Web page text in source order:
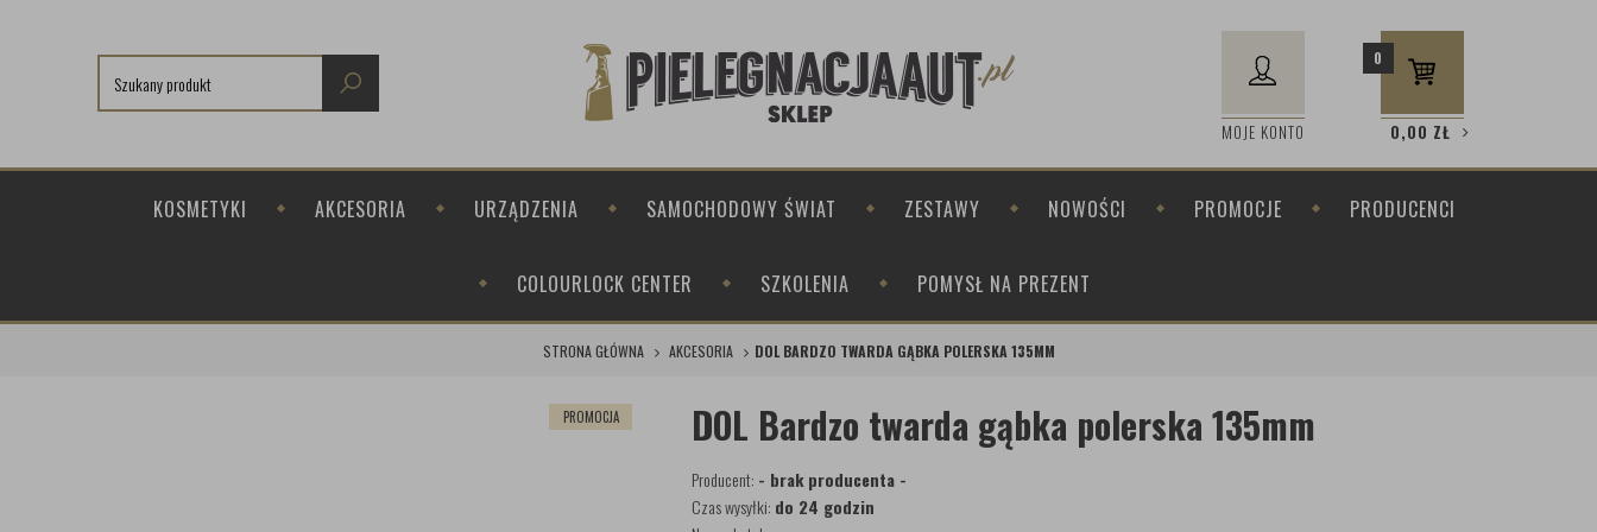
MOJE KONTO
0
0,00 ZŁ
KOSMETYKI AKCESORIA URZĄDZENIA SAMOCHODOWY ŚWIAT ZESTAWY NOWOŚCI PROMOCJE PRODUCENCI
COLOURLOCK CENTER SZKOLENIA POMYSŁ NA PREZENT
STRONA GŁÓWNA AKCESORIA DOL BARDZO TWARDA GĄBKA POLERSKA 135MM
PROMOCJA DOL Bardzo twarda gąbka polerska 135mm
Producent: - brak producenta -
Czas wysyłki: do 24 godzin